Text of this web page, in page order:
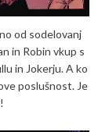
od sodelovanj
in Robin vkup s
in Jokerju. A ko
poslušnost. Je